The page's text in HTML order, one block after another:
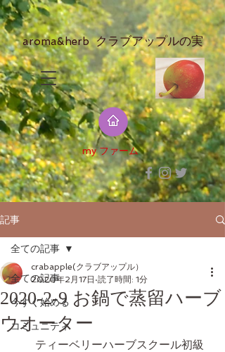
aroma&herbクラブアップルの実​
​my ファーム
記事
全ての記事
今すぐ始める
コミュニティ
全ての記事
2020-2-9 お鍋で蒸留ハーブ
ウオーター
crabapple(クラブアップル）
2020年2月17日 読了時間: 1分
ティーベリーハーブスクール初級